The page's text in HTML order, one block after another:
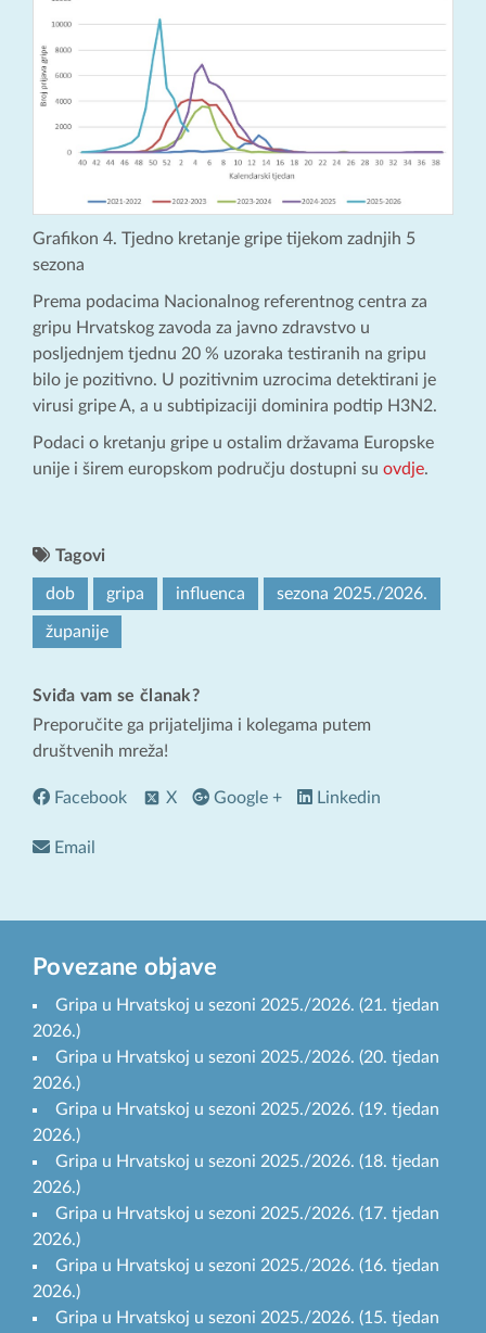
Grafikon 4. Tjedno kretanje gripe tijekom zadnjih 5
sezona
Prema podacima Nacionalnog referentnog centra za
gripu Hrvatskog zavoda za javno zdravstvo u
posljednjem tjednu 20 % uzoraka testiranih na gripu
bilo je pozitivno. U pozitivnim uzrocima detektirani je
virusi gripe A, a u subtipizaciji dominira podtip H3N2.
Podaci o kretanju gripe u ostalim državama Europske
unije i širem europskom području dostupni su ovdje.
Tagovi
dob gripa influenca sezona 2025./2026.
županije
Sviđa vam se članak?
Preporučite ga prijateljima i kolegama putem
društvenih mreža!
Facebook X Google + Linkedin
Email
Povezane objave
Gripa u Hrvatskoj u sezoni 2025./2026. (21. tjedan
2026.)
Gripa u Hrvatskoj u sezoni 2025./2026. (20. tjedan
2026.)
Gripa u Hrvatskoj u sezoni 2025./2026. (19. tjedan
2026.)
Gripa u Hrvatskoj u sezoni 2025./2026. (18. tjedan
2026.)
Gripa u Hrvatskoj u sezoni 2025./2026. (17. tjedan
2026.)
Gripa u Hrvatskoj u sezoni 2025./2026. (16. tjedan
2026.)
Gripa u Hrvatskoj u sezoni 2025./2026. (15. tjedan